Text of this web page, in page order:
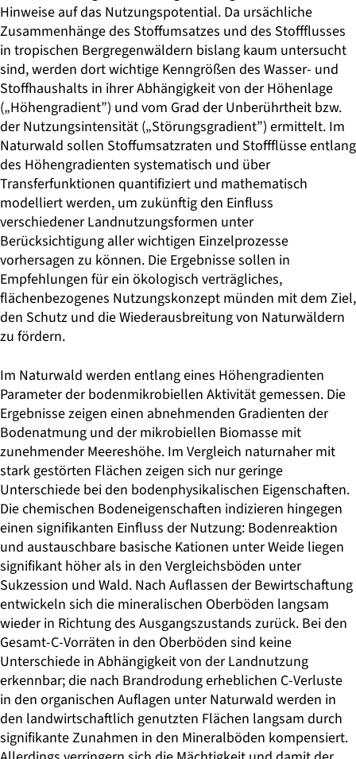
Hinweise auf das Nutzungspotential. Da ursächliche
Zusammenhänge des Stoffumsatzes und des Stoffflusses
in tropischen Bergregenwäldern bislang kaum untersucht
sind, werden dort wichtige Kenngrößen des Wasser- und
Stoffhaushalts in ihrer Abhängigkeit von der Höhenlage
(„Höhengradient”) und vom Grad der Unberührtheit bzw.
der Nutzungsintensität („Störungsgradient”) ermittelt. Im
Naturwald sollen Stoffumsatzraten und Stoffflüsse entlang
des Höhengradienten systematisch und über
Transferfunktionen quantifiziert und mathematisch
modelliert werden, um zukünftig den Einfluss
verschiedener Landnutzungsformen unter
Berücksichtigung aller wichtigen Einzelprozesse
vorhersagen zu können. Die Ergebnisse sollen in
Empfehlungen für ein ökologisch verträgliches,
flächenbezogenes Nutzungskonzept münden mit dem Ziel,
den Schutz und die Wiederausbreitung von Naturwäldern
zu fördern.
Im Naturwald werden entlang eines Höhengradienten
Parameter der bodenmikrobiellen Aktivität gemessen. Die
Ergebnisse zeigen einen abnehmenden Gradienten der
Bodenatmung und der mikrobiellen Biomasse mit
zunehmender Meereshöhe. Im Vergleich naturnaher mit
stark gestörten Flächen zeigen sich nur geringe
Unterschiede bei den bodenphysikalischen Eigenschaften.
Die chemischen Bodeneigenschaften indizieren hingegen
einen signifikanten Einfluss der Nutzung: Bodenreaktion
und austauschbare basische Kationen unter Weide liegen
signifikant höher als in den Vergleichsböden unter
Sukzession und Wald. Nach Auflassen der Bewirtschaftung
entwickeln sich die mineralischen Oberböden langsam
wieder in Richtung des Ausgangszustands zurück. Bei den
Gesamt-C-Vorräten in den Oberböden sind keine
Unterschiede in Abhängigkeit von der Landnutzung
erkennbar; die nach Brandrodung erheblichen C-Verluste
in den organischen Auflagen unter Naturwald werden in
den landwirtschaftlich genutzten Flächen langsam durch
signifikante Zunahmen in den Mineralböden kompensiert.